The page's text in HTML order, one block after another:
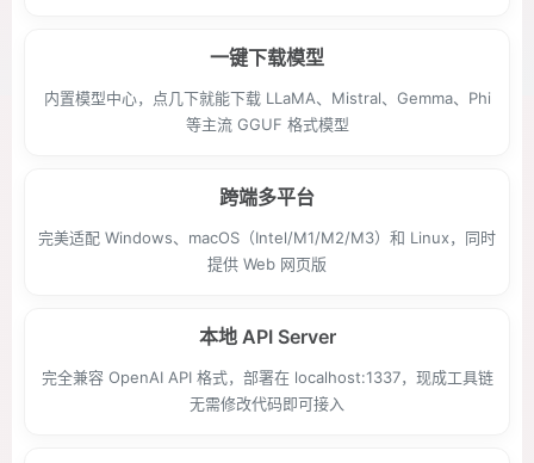
一键下载模型
内置模型中心，点几下就能下载 LLaMA、Mistral、Gemma、Phi
等主流 GGUF 格式模型
跨端多平台
完美适配 Windows、macOS（Intel/M1/M2/M3）和 Linux，同时
提供 Web 网页版
本地 API Server
完全兼容 OpenAI API 格式，部署在 localhost:1337，现成工具链
无需修改代码即可接入